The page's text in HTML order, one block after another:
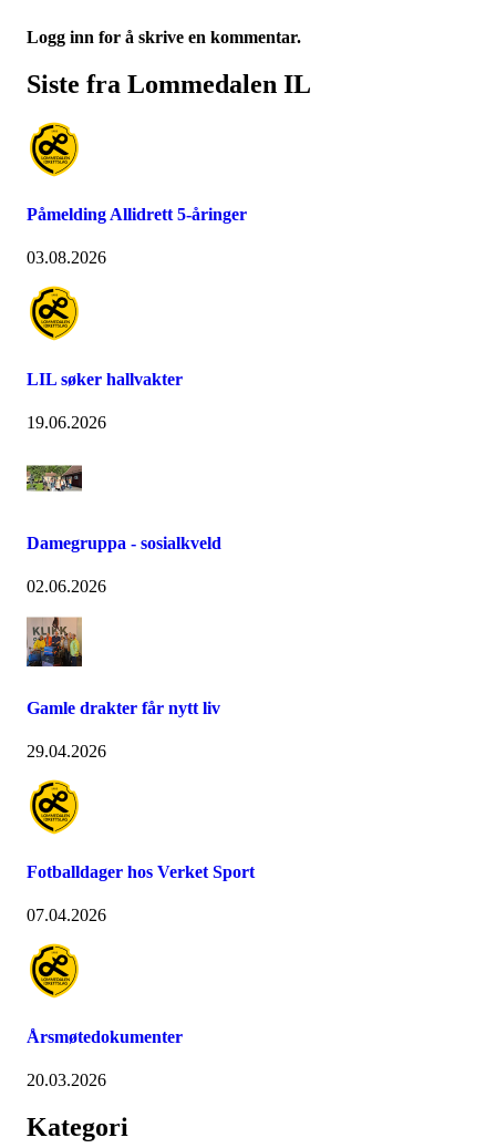
Logg inn for å skrive en kommentar.
Siste fra Lommedalen IL
Påmelding Allidrett 5-åringer
03.08.2026
LIL søker hallvakter
19.06.2026
Damegruppa - sosialkveld
02.06.2026
Gamle drakter får nytt liv
29.04.2026
Fotballdager hos Verket Sport
07.04.2026
Årsmøtedokumenter
20.03.2026
Kategori